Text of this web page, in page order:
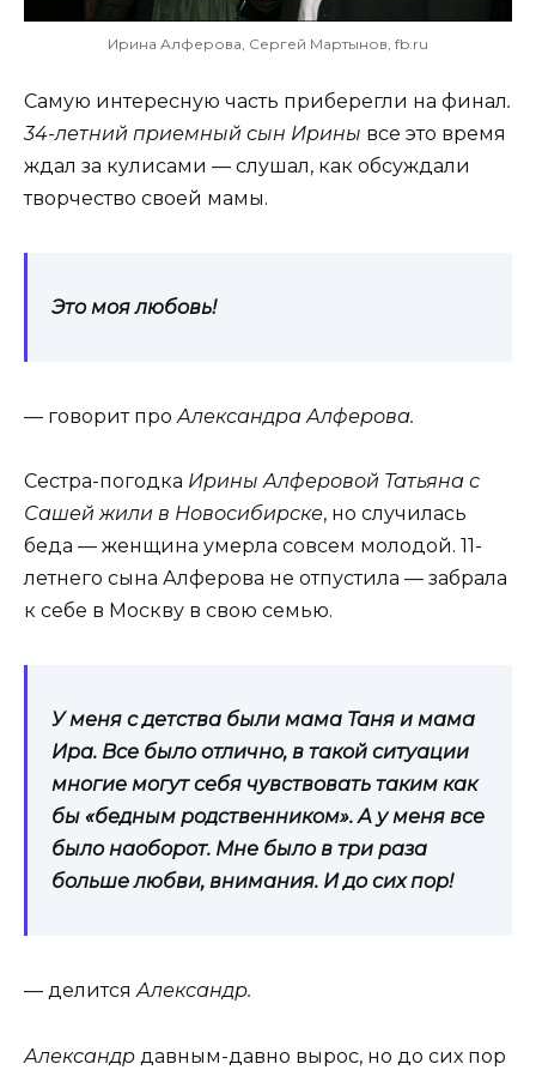
Ирина Алферова, Сергей Мартынов, fb.ru
Самую интересную часть приберегли на финал.
34-летний приемный сын Ирины все это время
ждал за кулисами — слушал, как обсуждали
творчество своей мамы.
Это моя любовь!
— говорит проАлександра Алферова.
Сестра-погодка Ирины Алферовой Татьяна с
Сашей жили в Новосибирске, но случилась
беда — женщина умерла совсем молодой. 11-
летнего сына Алферова не отпустила — забрала
к себе в Москву в свою семью.
У меня с детства были мама Таня и мама
Ира. Все было отлично, в такой ситуации
многие могут себя чувствовать таким как
бы «бедным родственником». А у меня все
было наоборот. Мне было в три раза
больше любви, внимания. И до сих пор!
— делится Александр.
Александр давным-давно вырос, но до сих пор